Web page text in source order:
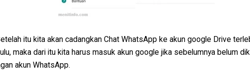
itu kita akan cadangkan Chat WhatsApp ke akun google Drive
maka dari itu kita harus masuk akun google jika sebelumnya belum
akun WhatsApp.